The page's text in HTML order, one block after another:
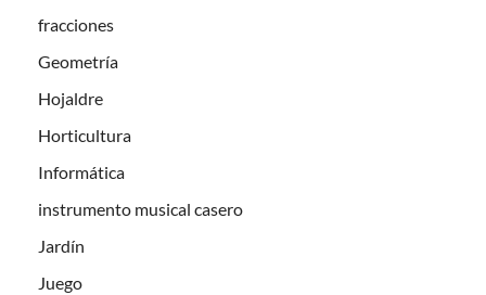
fracciones
Geometría
Hojaldre
Horticultura
Informática
instrumento musical casero
Jardín
Juego